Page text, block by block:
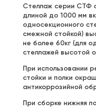
Стеллаж серии СТФ
длиной до 1000 мм
односекционного
смежной стойкой)
не более 60кг (для
стеллажей высотой
При использовании
стойки и полки
антикоррозийной
При сборке нижняя